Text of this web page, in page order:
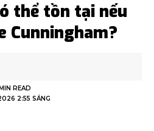
thể tồn tại nếu
Cunningham?
2:55 SÁNG
READ